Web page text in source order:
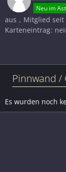
Neu im
aus
Mitglied seit
Karteneintrag
Pinnwand /
Es wurden noch